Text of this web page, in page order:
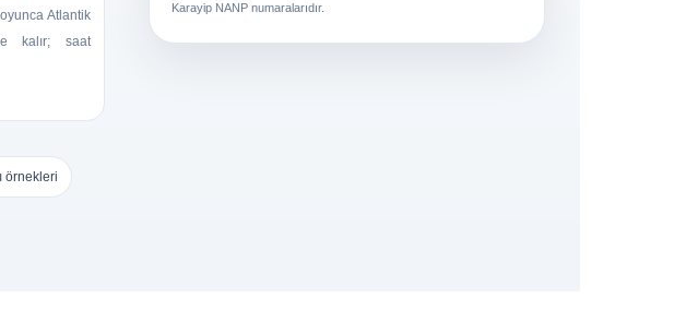
Atlantik
kalır; saat
örnekleri
Karayip NANP numaralarıdır.